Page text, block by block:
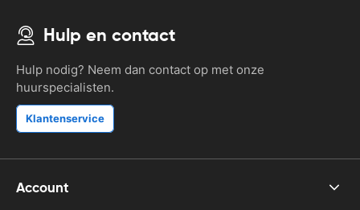
Hulp en contact
Hulp nodig? Neem dan contact op met onze
huurspecialisten.
Klantenservice
Account